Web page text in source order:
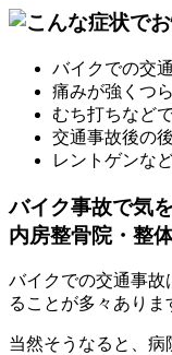
バイクでの交
痛みが強くつ
むち打ちなど
交通事故後の
レントゲンな
バイク事故で気
内房整骨院・整
バイクでの交通事故
ることが多々ありま
当然そうなると、病